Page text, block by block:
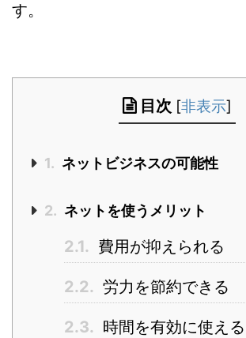
す。
目次 [非表示]
1. ネットビジネスの可能性
2. ネットを使うメリット
2.1. 費用が抑えられる
2.2. 労力を節約できる
2.3. 時間を有効に使える